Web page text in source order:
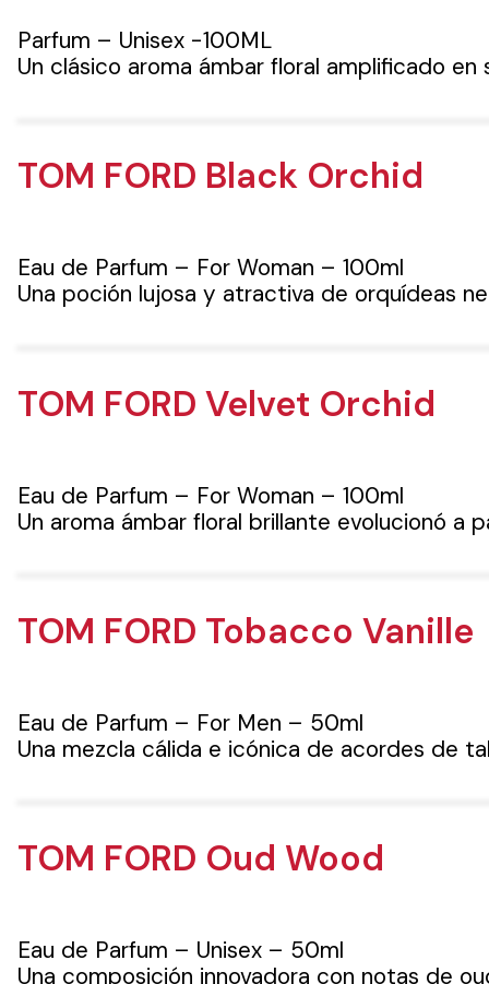
Parfum – Unisex -100ML
Un clásico aroma ámbar floral amplificado
TOM FORD Black Orchid
Eau de Parfum – For Woman – 100ml
Una poción lujosa y atractiva de orquídeas
TOM FORD Velvet Orchid
Eau de Parfum – For Woman – 100ml
Un aroma ámbar floral brillante evolucionó a
TOM FORD Tobacco Vanille
Eau de Parfum – For Men – 50ml
Una mezcla cálida e icónica de acordes de
TOM FORD Oud Wood
Eau de Parfum – Unisex – 50ml
Una composición innovadora con notas de